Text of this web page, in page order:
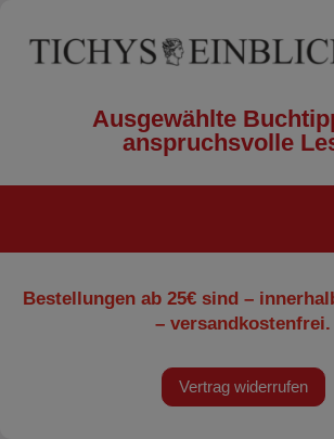
Ausgewählte
anspruchsvolle
Bestellungen ab 25€ sind –
– versandkostenfrei.
Vertrag widerrufen